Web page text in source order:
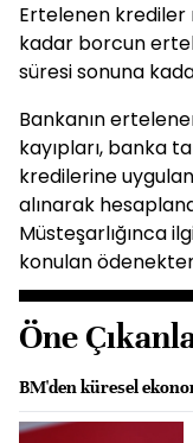
Ertelenen krediler
kadar borcun
süresi sonuna
Bankanın
kayıpları, banka
kredilerine
alınarak
Müsteşarlığınca
konulan
Öne
BM'den küresel